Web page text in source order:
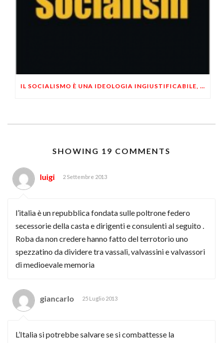
IL SOCIALISMO È UNA IDEOLOGIA INGIUSTIFICABILE, IMMORALE E FALLIMENTARE
SHOWING 19 COMMENTS
luigi 2 Settembre 2013
l’italia è un repubblica fondata sulle poltrone federo
secessorie della casta e dirigenti e consulenti al seguito .
Roba da non credere hanno fatto del terrotorio uno
spezzatino da dividere tra vassali, valvassini e valvassori
di medioevale memoria
giancarlo 25 Luglio 2013
L’Italia si potrebbe salvare se si combattesse la